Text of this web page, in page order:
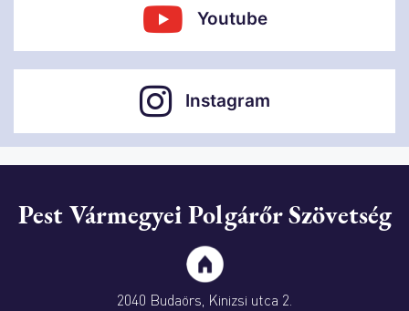
Youtube
Instagram
Pest Vármegyei Polgárőr Szövetség
2040 Budaörs, Kinizsi utca 2.